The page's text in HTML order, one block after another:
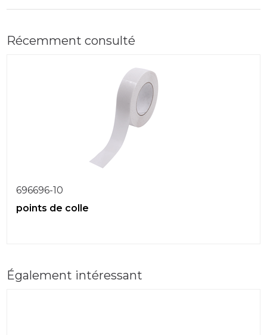
Récemment consulté
696696-10
points de colle
Également intéressant